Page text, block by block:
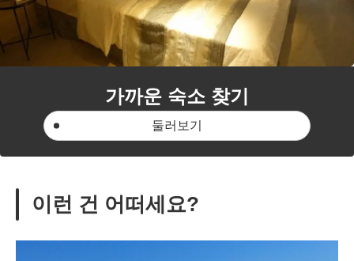
가까운 숙소 찾기
둘러보기
이런 건 어떠세요?